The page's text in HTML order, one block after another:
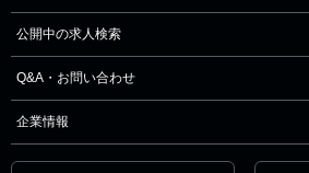
公開中の求人検索
Q&A・お問い合わせ
企業情報